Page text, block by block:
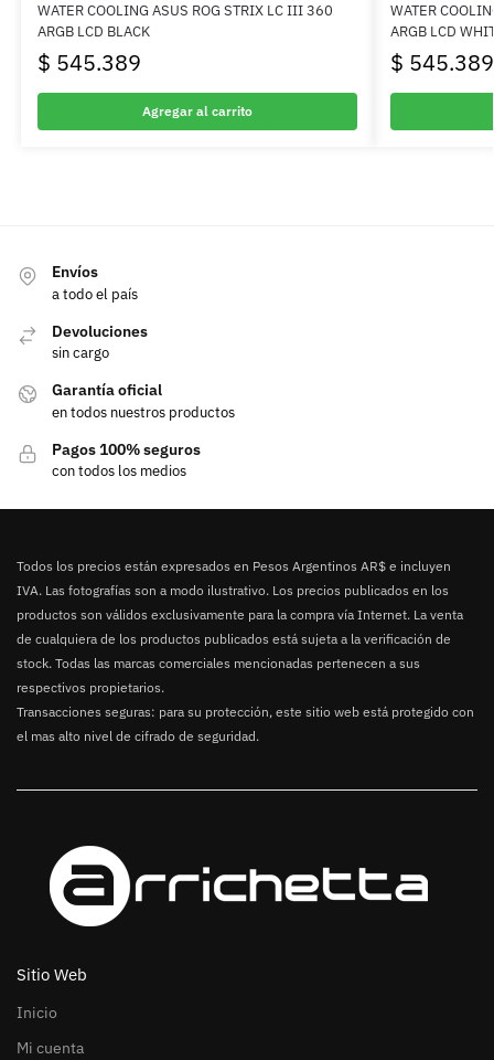
WATER COOLING ASUS ROG STRIX LC III 360
ARGB LCD BLACK
$ 545.389
Agregar al carrito
WATER
ARGB LCD
$ 545.389
Envíos
a todo el país
Devoluciones
sin cargo
Garantía oficial
en todos nuestros productos
Pagos 100% seguros
con todos los medios
Todos los precios están expresados en Pesos Argentinos AR$ e incluyen
IVA. Las fotografías son a modo ilustrativo. Los precios publicados en los
productos son válidos exclusivamente para la compra vía Internet. La venta
de cualquiera de los productos publicados está sujeta a la verificación de
stock. Todas las marcas comerciales mencionadas pertenecen a sus
respectivos propietarios.
Transacciones seguras: para su protección, este sitio web está protegido con
el mas alto nivel de cifrado de seguridad.
Sitio Web
Inicio
Mi cuenta